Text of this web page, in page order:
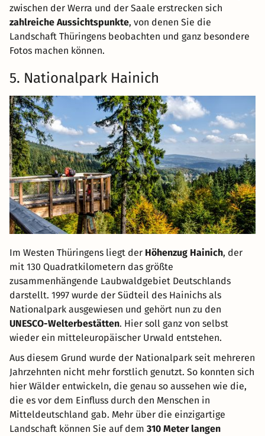
zwischen der Werra und der Saale erstrecken sich
zahlreiche Aussichtspunkte, von denen Sie die
Landschaft Thüringens beobachten und ganz besondere
Fotos machen können.
5. Nationalpark Hainich
Im Westen Thüringens liegt der Höhenzug Hainich, der
mit 130 Quadratkilometern das größte
zusammenhängende Laubwaldgebiet Deutschlands
darstellt. 1997 wurde der Südteil des Hainichs als
Nationalpark ausgewiesen und gehört nun zu den
UNESCO-Welterbestätten. Hier soll ganz von selbst
wieder ein mitteleuropäischer Urwald entstehen.
Aus diesem Grund wurde der Nationalpark seit mehreren
Jahrzehnten nicht mehr forstlich genutzt. So konnten sich
hier Wälder entwickeln, die genau so aussehen wie die,
die es vor dem Einfluss durch den Menschen in
Mitteldeutschland gab. Mehr über die einzigartige
Landschaft können Sie auf dem 310 Meter langen